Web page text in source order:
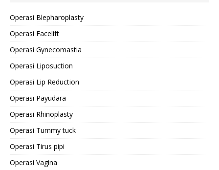
Operasi Blepharoplasty
Operasi Facelift
Operasi Gynecomastia
Operasi Liposuction
Operasi Lip Reduction
Operasi Payudara
Operasi Rhinoplasty
Operasi Tummy tuck
Operasi Tirus pipi
Operasi Vagina